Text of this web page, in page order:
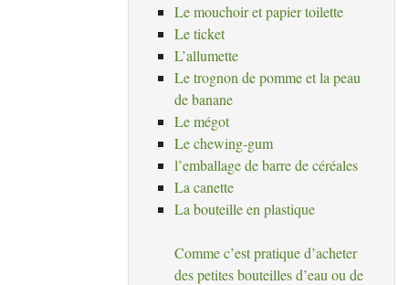
Le mouchoir et papier toilette
Le ticket
L’allumette
Le trognon de pomme et la peau
de banane
Le mégot
Le chewing-gum
l’emballage de barre de céréales
La canette
La bouteille en plastique
Comme c’est pratique d’acheter
des petites bouteilles d’eau ou de